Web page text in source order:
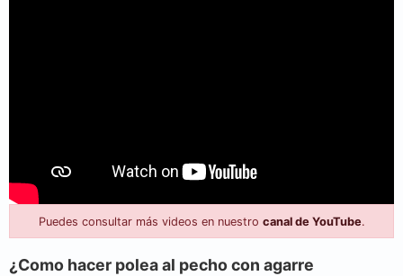
Puedes consultar más videos en nuestro canal de YouTube.
¿Como hacer polea al pecho con agarre